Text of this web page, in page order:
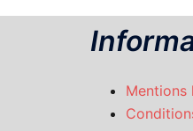
Mentions